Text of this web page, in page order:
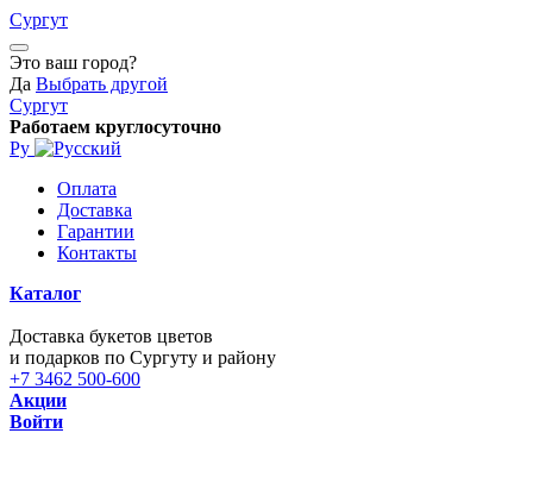
Сургут
Это ваш город?
Да Выбрать другой
Сургут
Работаем круглосуточно
Ру
Оплата
Доставка
Гарантии
Контакты
Каталог
Доставка букетов цветов
и подарков по Сургуту и району
+7 3462 500-600
Акции
Войти